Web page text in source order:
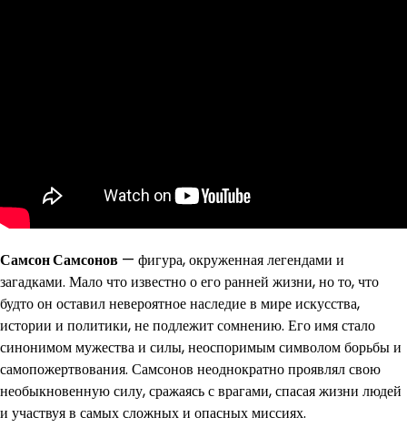
Самсон Самсонов — фигура, окруженная легендами и
загадками. Мало что известно о его ранней жизни, но то, что
будто он оставил невероятное наследие в мире искусства,
истории и политики, не подлежит сомнению. Его имя стало
синонимом мужества и силы, неоспоримым символом борьбы и
самопожертвования. Самсонов неоднократно проявлял свою
необыкновенную силу, сражаясь с врагами, спасая жизни людей
и участвуя в самых сложных и опасных миссиях.